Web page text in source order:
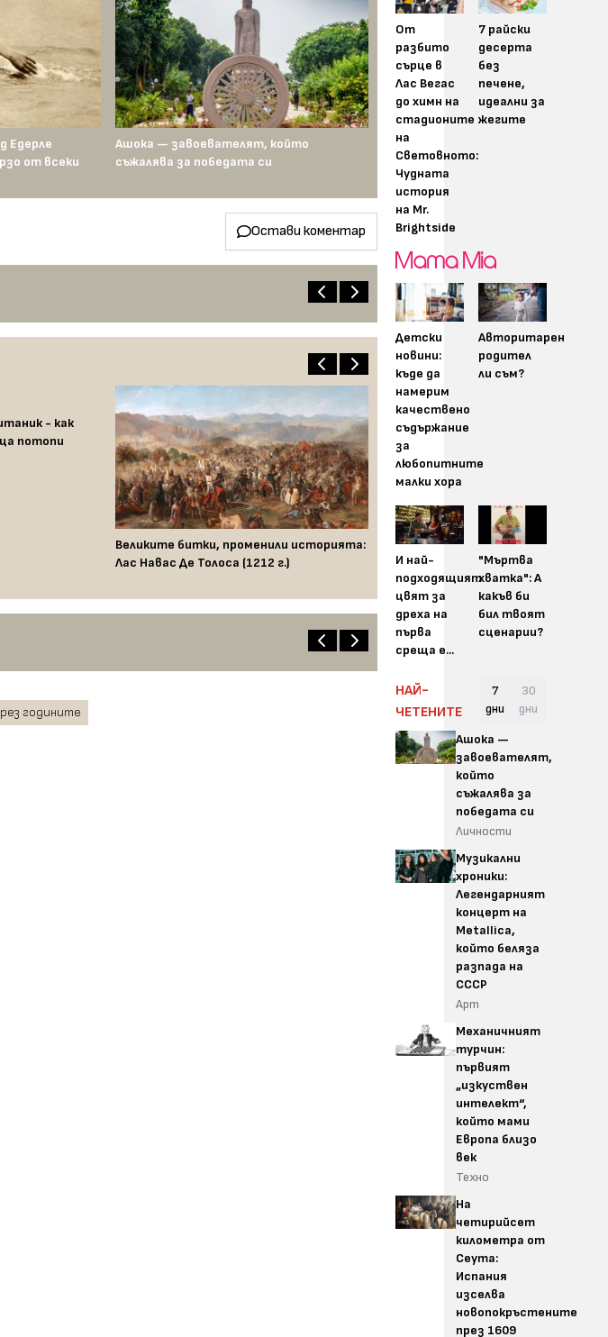
Едерле
от всеки
Ашока — завоевателят, който
съжалява за победата си
Остави коментар
- как
потопи
Великите битки, променили историята:
Лас Навас Де Толоса (1212 г.)
годините
От
разбито
сърце в
Лас Вегас
до химн на
стадионите
на
Световното:
Чудната
история
на Mr.
Brightside
7 райски
десерта
без
печене,
идеални за
жегите
Детски
новини:
къде да
намерим
качествено
съдържание
за
любопитните
малки хора
Авторитарен
родител
ли съм?
И най-
подходящият
цвят за
дреха на
първа
среща е...
"Мъртва
хватка": А
какъв би
бил твоят
сценарии?
НАЙ-
ЧЕТЕНИТЕ
7
дни
30
дни
Ашока —
завоевателят,
който
съжалява за
победата си
Личности
Музикални
хроники:
Легендарният
концерт на
Metallica,
който беляза
разпада на
СССР
Арт
Механичният
турчин:
първият
„изкуствен
интелект“,
който мами
Европа близо
век
Техно
На
четирийсет
километра от
Сеута:
Испания
изселва
новопокръстените
през 1609